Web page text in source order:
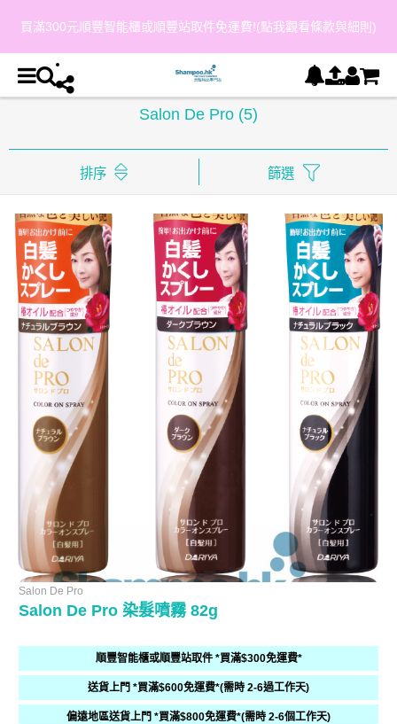
買滿300元順豐智能櫃或順豐站取件免運費!(點我觀看條款與細則)
Salon De Pro (5)
排序 篩選
Salon De Pro
Salon De Pro 染髮噴霧 82g
順豐智能櫃或順豐站取件 *買滿$300免運費*
送貨上門 *買滿$600免運費*(需時 2-6過工作天)
偏遠地區送貨上門 *買滿$800免運費*(需時 2-6個工作天)